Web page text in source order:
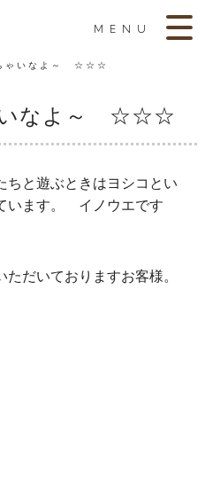
MENU
ゃいなよ～ ☆☆☆
いなよ～ ☆☆☆
と遊ぶときはヨシコとい
います。 イノウエです
だいておりますお客様。